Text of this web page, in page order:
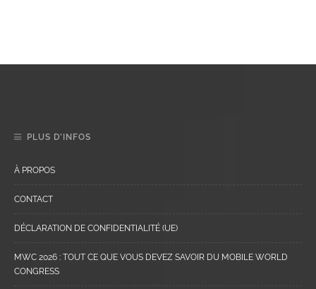
PLUS D’INFOS
À PROPOS
CONTACT
DÉCLARATION DE CONFIDENTIALITÉ (UE)
MWC 2026 : TOUT CE QUE VOUS DEVEZ SAVOIR DU MOBILE WORLD
CONGRESS